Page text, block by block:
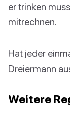
er trinken
mitrechnen.
Hat jeder
Dreiermann
Weitere